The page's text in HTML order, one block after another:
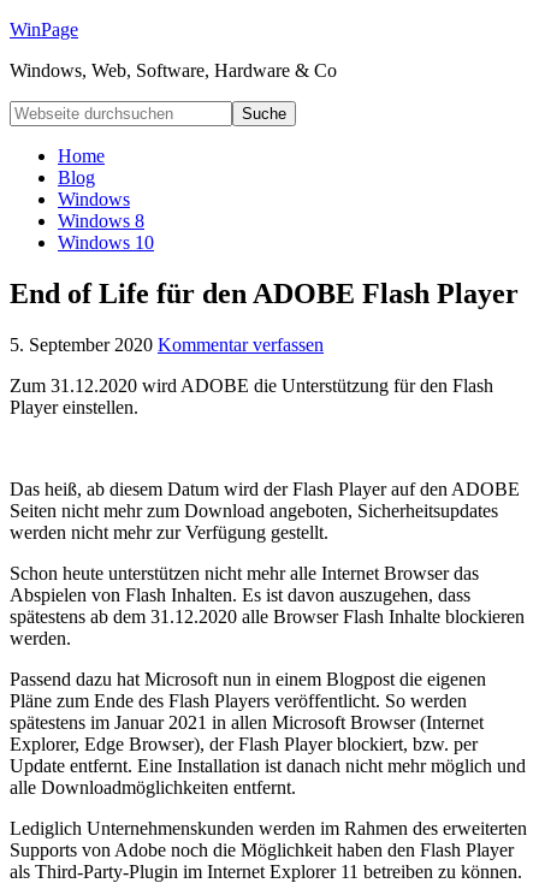
WinPage
Windows, Web, Software, Hardware & Co
Home
Blog
Windows
Windows 8
Windows 10
End of Life für den ADOBE Flash Player
5. September 2020 Kommentar verfassen
Zum 31.12.2020 wird ADOBE die Unterstützung für den Flash
Player einstellen.
Das heiß, ab diesem Datum wird der Flash Player auf den ADOBE
Seiten nicht mehr zum Download angeboten, Sicherheitsupdates
werden nicht mehr zur Verfügung gestellt.
Schon heute unterstützen nicht mehr alle Internet Browser das
Abspielen von Flash Inhalten. Es ist davon auszugehen, dass
spätestens ab dem 31.12.2020 alle Browser Flash Inhalte blockieren
werden.
Passend dazu hat Microsoft nun in einem Blogpost die eigenen
Pläne zum Ende des Flash Players veröffentlicht. So werden
spätestens im Januar 2021 in allen Microsoft Browser (Internet
Explorer, Edge Browser), der Flash Player blockiert, bzw. per
Update entfernt. Eine Installation ist danach nicht mehr möglich und
alle Downloadmöglichkeiten entfernt.
Lediglich Unternehmenskunden werden im Rahmen des erweiterten
Supports von Adobe noch die Möglichkeit haben den Flash Player
als Third-Party-Plugin im Internet Explorer 11 betreiben zu können.